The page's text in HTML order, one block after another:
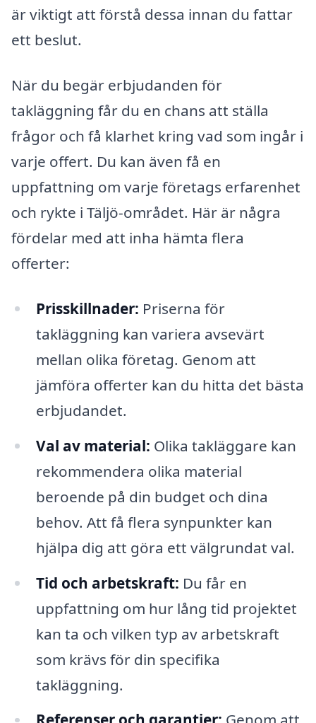
är viktigt att förstå dessa innan du fattar
ett beslut.
När du begär erbjudanden för
takläggning får du en chans att ställa
frågor och få klarhet kring vad som ingår i
varje offert. Du kan även få en
uppfattning om varje företags erfarenhet
och rykte i Täljö-området. Här är några
fördelar med att inha hämta flera
offerter:
Prisskillnader: Priserna för
takläggning kan variera avsevärt
mellan olika företag. Genom att
jämföra offerter kan du hitta det bästa
erbjudandet.
Val av material: Olika takläggare kan
rekommendera olika material
beroende på din budget och dina
behov. Att få flera synpunkter kan
hjälpa dig att göra ett välgrundat val.
Tid och arbetskraft: Du får en
uppfattning om hur lång tid projektet
kan ta och vilken typ av arbetskraft
som krävs för din specifika
takläggning.